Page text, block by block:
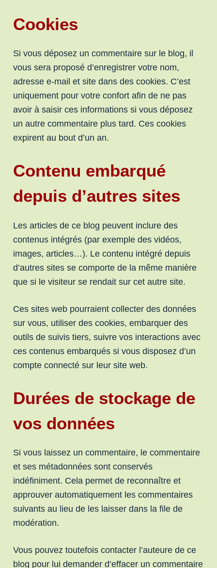
Cookies
Si vous déposez un commentaire sur le blog, il
vous sera proposé d’enregistrer votre nom,
adresse e-mail et site dans des cookies. C’est
uniquement pour votre confort afin de ne pas
avoir à saisir ces informations si vous déposez
un autre commentaire plus tard. Ces cookies
expirent au bout d’un an.
Contenu embarqué
depuis d’autres sites
Les articles de ce blog peuvent inclure des
contenus intégrés (par exemple des vidéos,
images, articles…). Le contenu intégré depuis
d’autres sites se comporte de la même manière
que si le visiteur se rendait sur cet autre site.
Ces sites web pourraient collecter des données
sur vous, utiliser des cookies, embarquer des
outils de suivis tiers, suivre vos interactions avec
ces contenus embarqués si vous disposez d’un
compte connecté sur leur site web.
Durées de stockage de
vos données
Si vous laissez un commentaire, le commentaire
et ses métadonnées sont conservés
indéfiniment. Cela permet de reconnaître et
approuver automatiquement les commentaires
suivants au lieu de les laisser dans la file de
modération.
Vous pouvez toutefois contacter l’auteure de ce
blog pour lui demander d’effacer un commentaire